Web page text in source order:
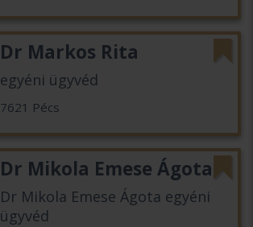
Dr Markos Rita
egyéni ügyvéd
7621 Pécs
Dr Mikola Emese Ágota
Dr Mikola Emese Ágota egyéni
ügyvéd